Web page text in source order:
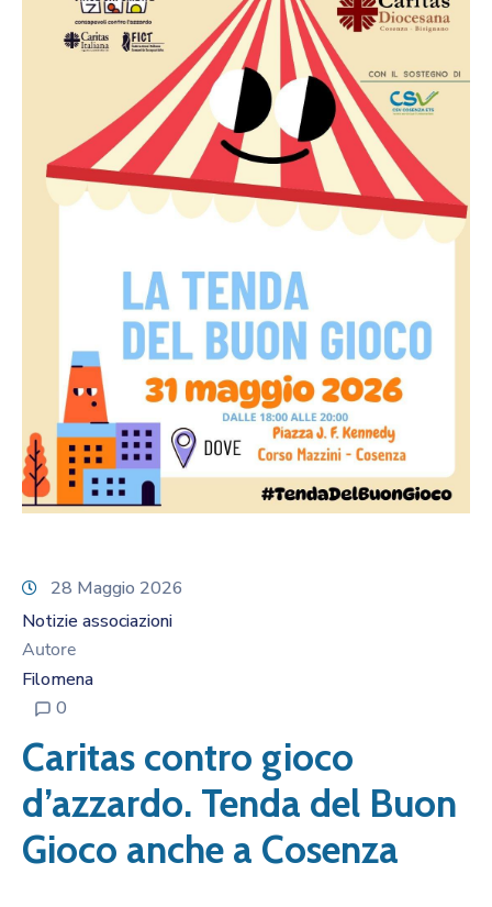
28 Maggio 2026
Notizie associazioni
Autore
Filomena
0
Caritas contro gioco
d’azzardo. Tenda del Buon
Gioco anche a Cosenza